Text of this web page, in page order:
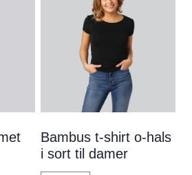
Bambus t-shirt o-hals
i sort til damer